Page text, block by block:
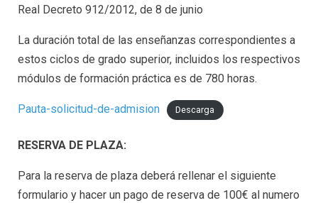
Real Decreto 912/2012, de 8 de junio
La duración total de las enseñanzas correspondientes a
estos ciclos de grado superior, incluidos los respectivos
módulos de formación práctica es de 780 horas.
Pauta-solicitud-de-admision Descarga
RESERVA DE PLAZA:
Para la reserva de plaza deberá rellenar el siguiente
formulario y hacer un pago de reserva de 100€ al numero